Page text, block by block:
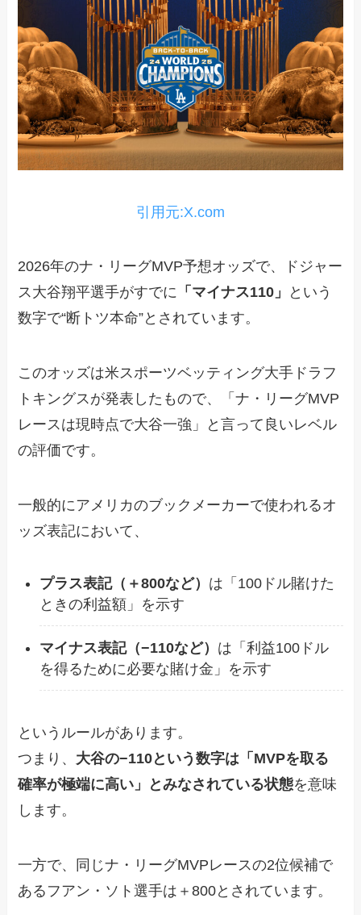
引用元:X.com
2026年のナ・リーグMVP予想オッズで、ドジャー
ス大谷翔平選手がすでに 「マイナス110」
という
数字で“断トツ本命”とされています。
このオッズは米スポーツベッティング大手ドラフ
トキングスが発表したもので、「ナ・リーグMVP
レースは現時点で大谷一強」と言って良いレベル
の評価です。
一般的にアメリカのブックメーカーで使われるオ
ッズ表記において、
プラス表記（＋800など） は「100ドル賭けた
ときの利益額」を示す
マイナス表記（−110など） は「利益100ドル
を得るために必要な賭け金」を示す
というルールがあります。
つまり、 大谷の−110という数字は「MVPを取る
確率が極端に高い」とみなされている状態を意味
します。
一方で、同じナ・リーグMVPレースの2位候補で
あるフアン・ソト選手は＋800とされています。